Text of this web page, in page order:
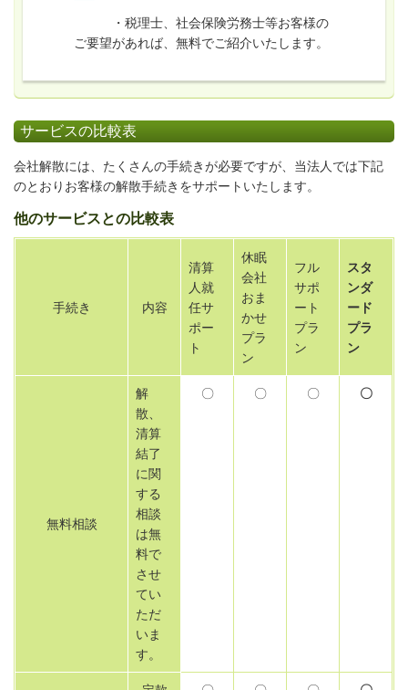
・税理士、社会保険労務士等お客様の
ご要望があれば、無料でご紹介いたします。
サービスの比較表
会社解散には、たくさんの手続きが必要ですが、当法人では下記
のとおりお客様の解散手続きをサポートいたします。
他のサービスとの比較表
手続き 内容
清算
人就
任サ
ポー
ト
休眠
会社
おま
かせ
プラ
ン
フル
サポ
ート
プラ
ン
スタ
ンダ
ード
プラ
ン
無料相談
解
散、
清算
結了
に関
する
相談
は無
料で
させ
てい
ただ
いま
す。
〇 〇 〇 〇